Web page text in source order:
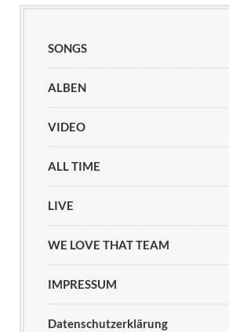
SONGS
ALBEN
VIDEO
ALL TIME
LIVE
WE LOVE THAT TEAM
IMPRESSUM
Datenschutzerklärung